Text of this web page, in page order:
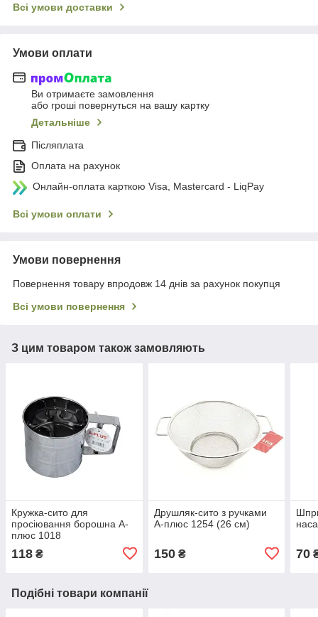
Всі умови доставки
Умови оплати
Ви отримаєте замовлення
або гроші повернуться на вашу картку
Детальніше
Післяплата
Оплата на рахунок
Онлайн-оплата карткою Visa, Mastercard - LiqPay
Всі умови оплати
Умови повернення
Повернення товару впродовж 14 днів за рахунок покупця
Всі умови повернення
З цим товаром також замовляють
Кружка-сито для
просіювання борошна А-
плюс 1018
118 ₴
Друшляк-сито з ручками
А-плюс 1254 (26 см)
150₴ 70
Подібні товари компанії